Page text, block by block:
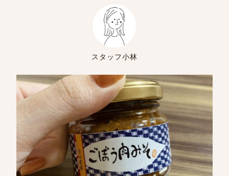
スタッフ小林